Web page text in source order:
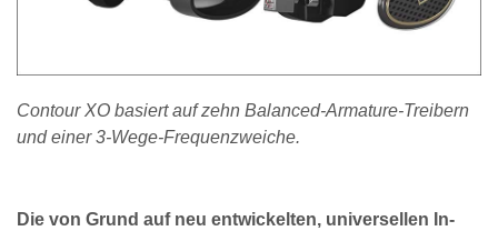
Contour XO basiert auf zehn Balanced-Armature-Treibern
und einer 3-Wege-Frequenzweiche.
Die von Grund auf neu entwickelten, universellen In-